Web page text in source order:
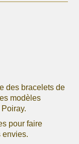
des bracelets de
modèles
pour faire
envies.